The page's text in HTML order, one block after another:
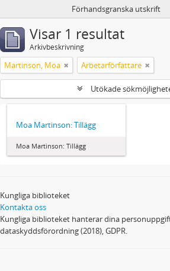
Förhandsgranska utskrift
Visar 1 resultat
Arkivbeskrivning
Martinson, Moa Arbetarförfattare
Utökade
Moa Martinson: Tillägg
Moa Martinson: Tillägg
Kungliga biblioteket
Kontakta oss
Kungliga biblioteket hanterar dina
dataskyddsförordning (2018), GDPR.